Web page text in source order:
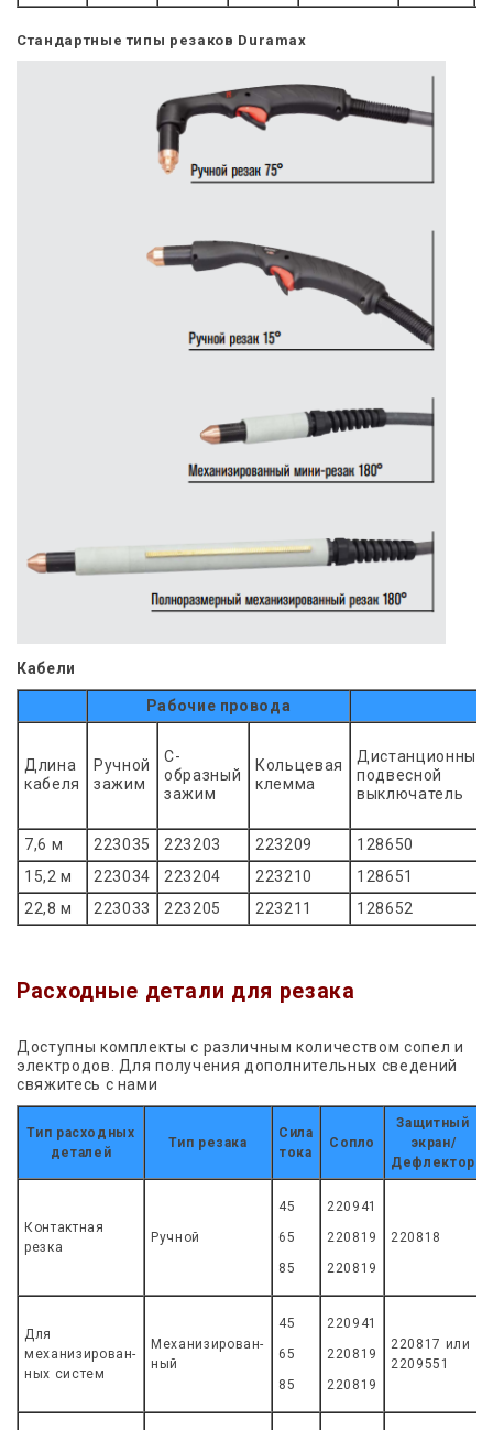
Стандартные типы резаков Duramax
Кабели
Рабочие провода
Длина
кабеля
Ручной
зажим
С-
образный
зажим
Кольцевая
клемма
Дистанционный
подвесной
выключатель
7,6 м 223035 223203 223209
128650
15,2 м
223034 223204 223210
128651
22,8 м
223033 223205 223211 128652
Расходные детали для резака
Доступны комплекты с различным количеством сопел и
электродов. Для получения дополнительных сведений
свяжитесь с нами
Тип расходных
деталей
Тип резака
Сила
тока
Сопло
Защитный
экран/
Дефлектор
Контактная
резка
Ручной
45
65
85
220941
220819
220819
220818
Для
механизирован-
ных систем
Механизирован-
ный
45
65
85
220941
220819
220819
220817 или
2209551